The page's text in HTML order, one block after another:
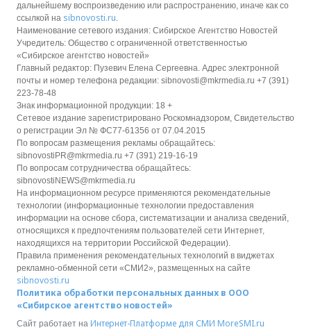
дальнейшему воспроизведению или распространению, иначе как со
ссылкой на sibnovosti.ru.
Наименование сетевого издания: Сибирское Агентство Новостей
Учредитель: Общество с ограниченной ответственностью
«Сибирское агентство новостей»
Главный редактор: Пузевич Елена Сергеевна. Адрес электронной
почты и номер телефона редакции: sibnovosti@mkrmedia.ru +7 (391)
223-78-48
Знак информационной продукции: 18 +
Сетевое издание зарегистрировано Роскомнадзором, Свидетельство
о регистрации Эл № ФС77-61356 от 07.04.2015
По вопросам размещения рекламы обращайтесь:
sibnovostiPR@mkrmedia.ru +7 (391) 219-16-19
По вопросам сотрудничества обращайтесь:
sibnovostiNEWS@mkrmedia.ru
На информационном ресурсе применяются рекомендательные
технологии (информационные технологии предоставления
информации на основе сбора, систематизации и анализа сведений,
относящихся к предпочтениям пользователей сети Интернет,
находящихся на территории Российской Федерации).
Правила применения рекомендательных технологий в виджетах
рекламно-обменной сети «СМИ2», размещенных на сайте
sibnovosti.ru
Политика обработки персональных данных в ООО
«Сибирское агентство новостей»
Сайт работает на Интернет-Платформе для СМИ MoreSMI.ru